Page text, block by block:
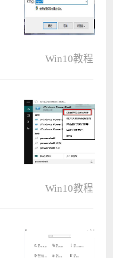
Win10教程
Win10教程